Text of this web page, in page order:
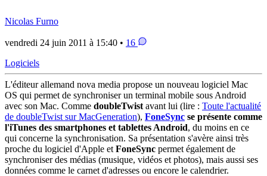
Nicolas Furno
vendredi 24 juin 2011 à 15:40 • 16
Logiciels
L'éditeur allemand nova media propose un nouveau logiciel Mac
OS qui permet de synchroniser un terminal mobile sous Android
avec son Mac. Comme doubleTwist avant lui (lire : Toute l'actualité
de doubleTwist sur MacGeneration), FoneSync se présente comme
l'iTunes des smartphones et tablettes Android, du moins en ce
qui concerne la synchronisation. Sa présentation s'avère ainsi très
proche du logiciel d'Apple et FoneSync permet également de
synchroniser des médias (musique, vidéos et photos), mais aussi ses
données comme le carnet d'adresses ou encore le calendrier.